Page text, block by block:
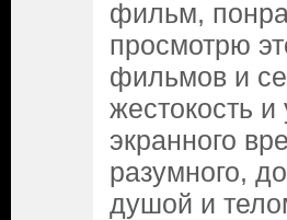
фильм,
просмотрю
фильмов и
жестокость
экранного
разумного,
душой и